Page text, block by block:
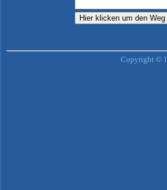
Copyright ©